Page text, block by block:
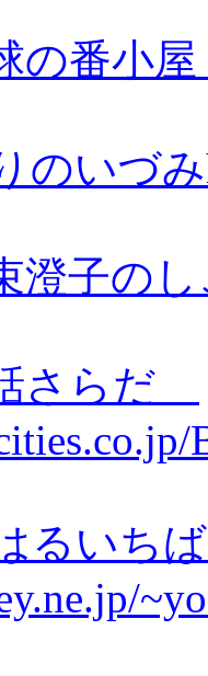
番小屋
いづみ
子の
さらだ
るいち